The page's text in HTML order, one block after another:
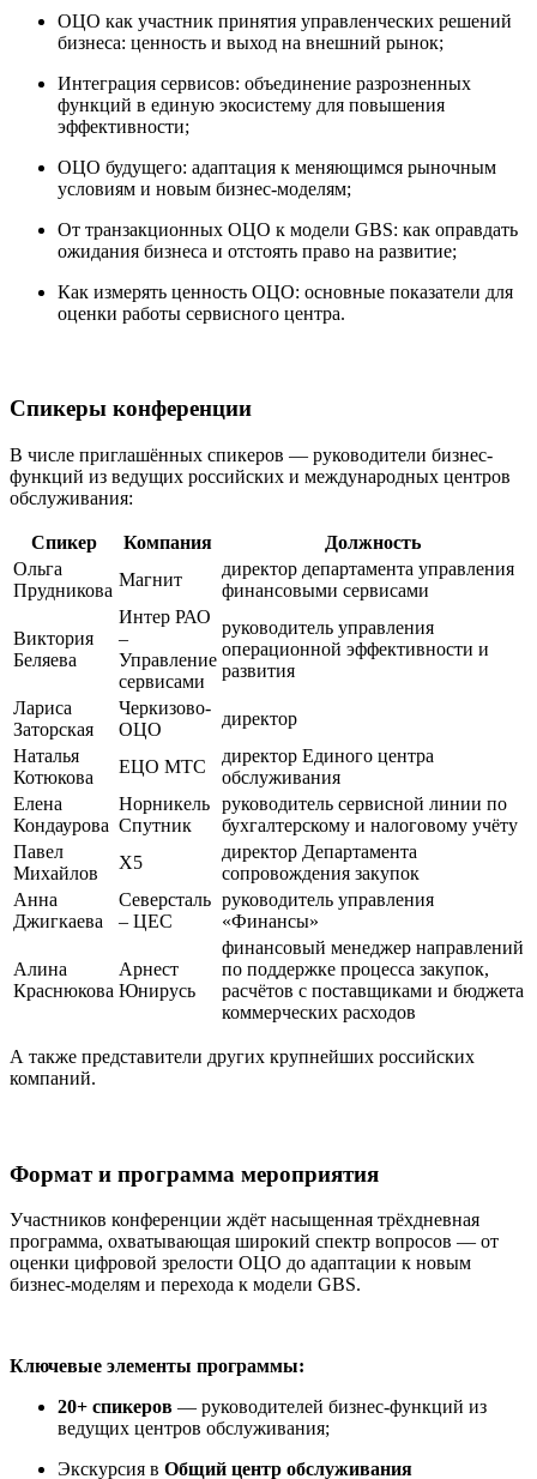
ОЦО как участник принятия управленческих решений
бизнеса: ценность и выход на внешний рынок;
Интеграция сервисов: объединение разрозненных
функций в единую экосистему для повышения
эффективности;
ОЦО будущего: адаптация к меняющимся рыночным
условиям и новым бизнес-моделям;
От транзакционных ОЦО к модели GBS: как оправдать
ожидания бизнеса и отстоять право на развитие;
Как измерять ценность ОЦО: основные показатели для
оценки работы сервисного центра.
Спикеры конференции
В числе приглашённых спикеров — руководители бизнес-
функций из ведущих российских и международных центров
обслуживания:
Спикер Компания
Должность
Ольга
Прудникова
Магнит
директор департамента управления
финансовыми сервисами
Виктория
Беляева
Интер РАО
–
Управление
сервисами
руководитель управления
операционной эффективности и
развития
Лариса
Заторская
Черкизово-
ОЦО
директор
Наталья
Котюкова
ЕЦО МТС
директор Единого центра
обслуживания
Елена
Кондаурова
Норникель
Спутник
руководитель сервисной линии по
бухгалтерскому и налоговому учёту
Павел
Михайлов
X5
директор Департамента
сопровождения закупок
Анна
Джигкаева
Северсталь
– ЦЕС
руководитель управления
«Финансы»
Алина
Краснюкова
Арнест
Юнирусь
финансовый менеджер направлений
по поддержке процесса закупок,
расчётов с поставщиками и бюджета
коммерческих расходов
А также представители других крупнейших российских
компаний.
Формат и программа мероприятия
Участников конференции ждёт насыщенная трёхдневная
программа, охватывающая широкий спектр вопросов — от
оценки цифровой зрелости ОЦО до адаптации к новым
бизнес-моделям и перехода к модели GBS.
Ключевые элементы программы:
20+ спикеров — руководителей бизнес-функций из
ведущих центров обслуживания;
Экскурсия в Общий центр обслуживания